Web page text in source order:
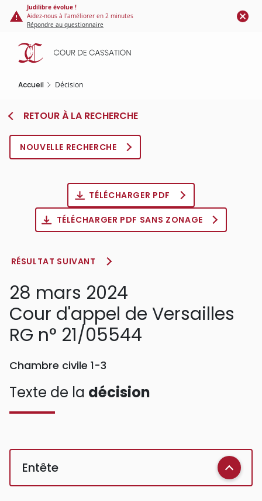
Panneau de gestion des cookies
contenu
principal
Judilibre évolue !
Aidez-nous à l'améliorer en 2 minutes
Répondre au questionnaire
Accueil Décision
RETOUR À LA RECHERCHE
NOUVELLE RECHERCHE
TÉLÉCHARGER PDF
TÉLÉCHARGER PDF SANS ZONAGE
RÉSULTAT SUIVANT
28 mars 2024
Cour d'appel de Versailles
RG n° 21/05544
Chambre civile 1-3
Texte de la décision
Entête